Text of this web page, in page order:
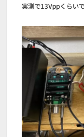
実測で13Vppくらいで